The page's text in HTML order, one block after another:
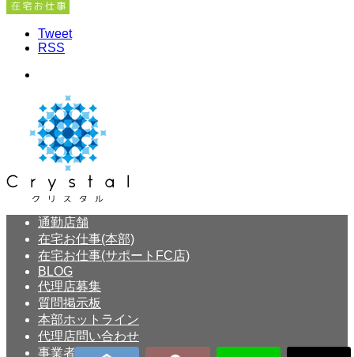
Tweet
RSS
通勤店舗
在宅お仕事(本部)
在宅お仕事(サポートFC店)
BLOG
代理店募集
質問掲示板
本部ホットライン
代理店問い合わせ
事業者概要